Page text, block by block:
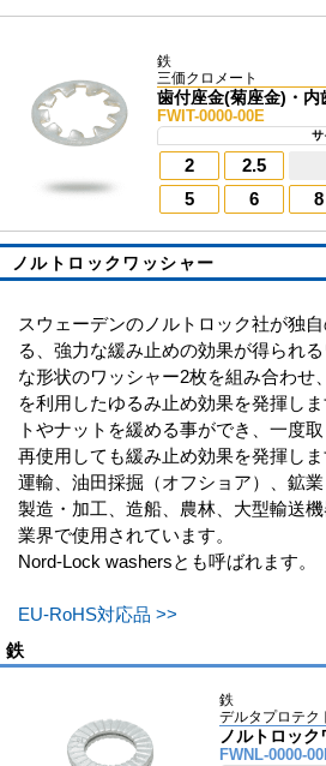
鉄
三価クロメート
歯付座金(菊座金)・内
FWIT-0000-00E
サ
2 2.5
5
6 8
ノルトロックワッシャー
スウェーデンのノルトロック社が独
る、強力な緩み止めの効果が得られ
な形状のワッシャー2枚を組み合わせ
を利用したゆるみ止め効果を発揮し
トやナットを緩める事ができ、一度
再使用しても緩み止め効果を発揮しま
運輸、油田採掘（オフショア）、鉱業
製造・加工、造船、農林、大型輸送
業界で使用されています。
Nord-Lock washersとも呼ばれます。
EU-RoHS対応品 >>
鉄
鉄
デルタプロテク
ノルトロッ
FWNL-0000-